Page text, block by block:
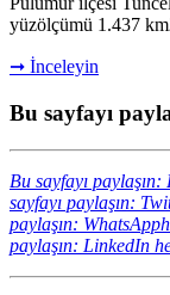
yüzölçümü 1.437
➞ İnceleyin
Bu sayfayı
Bu sayfayı paylaşın:
sayfayı paylaşın:
paylaşın:
paylaşın: LinkedIn